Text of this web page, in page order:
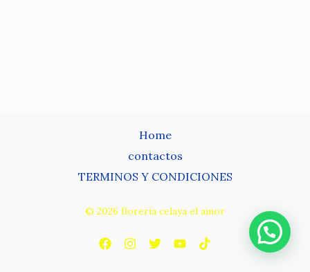
Home
contactos
TERMINOS Y CONDICIONES
© 2026 floreria celaya el amor